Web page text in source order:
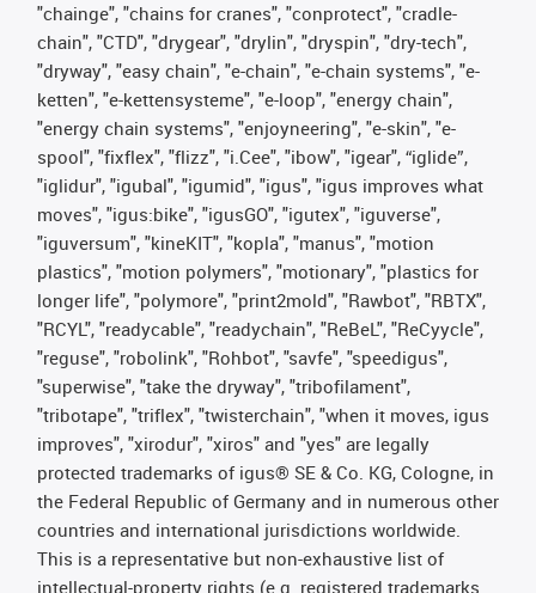
"chainge", "chains for cranes", "conprotect", "cradle-
chain", "CTD", "drygear", "drylin", "dryspin", "dry-tech",
"dryway", "easy chain", "e-chain", "e-chain systems", "e-
ketten", "e-kettensysteme", "e-loop", "energy chain",
"energy chain systems", "enjoyneering", "e-skin", "e-
spool", "fixflex", "flizz", "i.Cee", "ibow", "igear", “iglide”,
"iglidur", "igubal", "igumid", "igus", "igus improves what
moves", "igus:bike", "igusGO", "igutex", "iguverse",
"iguversum", "kineKIT", "kopla", "manus", "motion
plastics", "motion polymers", "motionary", "plastics for
longer life", "polymore", "print2mold", "Rawbot", "RBTX",
"RCYL", "readycable", "readychain", "ReBeL", "ReCyycle",
"reguse", "robolink", "Rohbot", "savfe", "speedigus",
"superwise", "take the dryway", "tribofilament",
"tribotape", "triflex", "twisterchain", "when it moves, igus
improves", "xirodur", "xiros" and "yes" are legally
protected trademarks of igus® SE & Co. KG, Cologne, in
the Federal Republic of Germany and in numerous other
countries and international jurisdictions worldwide.
This is a representative but non-exhaustive list of
intellectual-property rights (e.g. registered trademarks